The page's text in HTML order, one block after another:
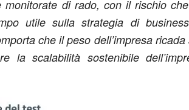
monitorate di rado, con il rischio
utile sulla strategia di
che il peso dell’impresa ricada
la scalabilità sostenibile